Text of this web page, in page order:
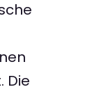
Die